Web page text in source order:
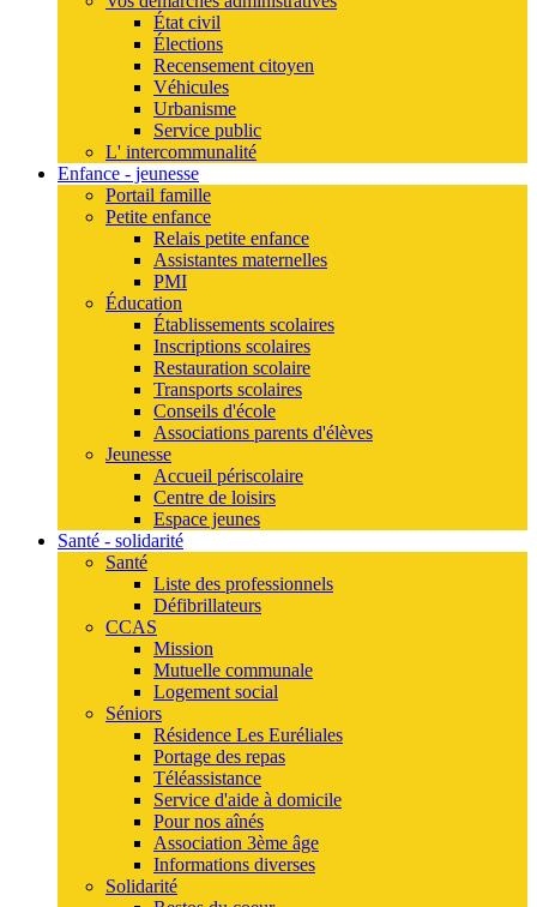
État civil
Élections
Recensement citoyen
Véhicules
Urbanisme
Service public
L' intercommunalité
Enfance - jeunesse
Portail famille
Petite enfance
Relais petite enfance
Assistantes maternelles
PMI
Éducation
Établissements scolaires
Inscriptions scolaires
Restauration scolaire
Transports scolaires
Conseils d'école
Associations parents d'élèves
Jeunesse
Accueil périscolaire
Centre de loisirs
Espace jeunes
Santé - solidarité
Santé
Liste des professionnels
Défibrillateurs
CCAS
Mission
Mutuelle communale
Logement social
Séniors
Résidence Les Euréliales
Portage des repas
Téléassistance
Service d'aide à domicile
Pour nos aînés
Association 3ème âge
Informations diverses
Solidarité